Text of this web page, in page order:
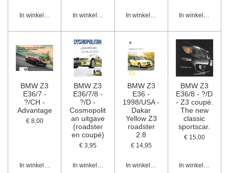
In winkelwagen In winkelwagen In winkelwagen In winkelwagen
BMW Z3
E36/7 -
?/CH -
Advantage
€ 8,00
In winkelwagen
BMW Z3
E36/7/8 -
?/D -
Cosmopolit
an uitgave
(roadster
en coupé)
€ 3,95
In winkelwagen
BMW Z3
E36 -
1998/USA -
Dakar
Yellow Z3
roadster
2.8
€ 14,95
In winkelwagen
BMW Z3
E36/8 - ?/D
- Z3 coupé.
The new
classic
sportscar.
€ 15,00
In winkelwagen